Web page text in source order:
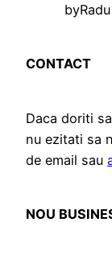
by
CONTACT
Daca doriti
nu ezitati sa
de email sau
NOU